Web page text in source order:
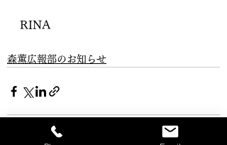
RINA
森薫広報部のお知らせ